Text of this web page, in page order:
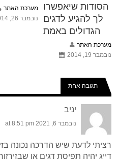
מערכת האתר
נובמבר 26, 2014
הסודות שיאפשרו
לך להגיע לדגים
הגדולים באמת
מערכת האתר
נובמבר 19, 2014
תגובה אחת
יניב
נובמבר 6, 2021 at 8:51 pm
רציתי לדעת שיש הדרכה נכונה
דייג יהיה תפיסת דגים או